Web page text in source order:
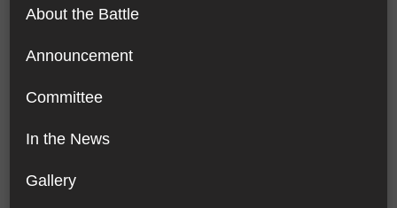
About the Battle
Announcement
Committee
In the News
Gallery